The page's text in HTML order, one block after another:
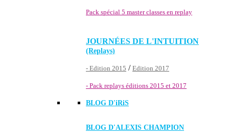
Pack spécial 5 master classes en replay
JOURNÉES DE L'INTUITION
(Replays)
- Edition 2015 / Edition 2017
- Pack replays éditions 2015 et 2017
BLOG D'iRiS
BLOG D'ALEXIS CHAMPION